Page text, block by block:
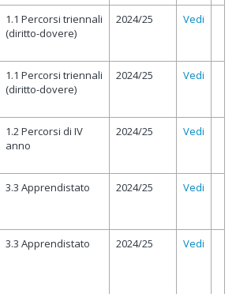
1.1 Percorsi triennali
(diritto-dovere)
2024/25 Vedi
1.1 Percorsi triennali
(diritto-dovere)
2024/25 Vedi
1.2 Percorsi di IV
anno
2024/25 Vedi
3.3 Apprendistato 2024/25 Vedi
3.3 Apprendistato 2024/25 Vedi